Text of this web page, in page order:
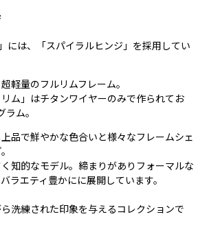
には、「スパイラルヒンジ」を採用してい
軽量のフルリムフレーム。
ム」はチタンワイヤーのみで作られてお
ム。
品で鮮やかな色合いと様々なフレームシェ
知的なモデル。締まりがありフォーマルな
ラエティ豊かにに展開しています。
洗練された印象を与えるコレクションで